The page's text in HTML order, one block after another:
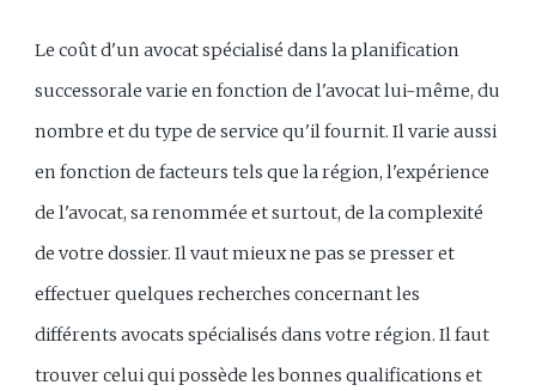
Le coût d'un avocat spécialisé dans la planification
successorale varie en fonction de l'avocat lui-même, du
nombre et du type de service qu'il fournit. Il varie aussi
en fonction de facteurs tels que la région, l'expérience
de l'avocat, sa renommée et surtout, de la complexité
de votre dossier. Il vaut mieux ne pas se presser et
effectuer quelques recherches concernant les
différents avocats spécialisés dans votre région. Il faut
trouver celui qui possède les bonnes qualifications et